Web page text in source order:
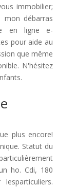
immobilier;
mon débarras
en ligne e-
pour aide au
que même
N'hésitez
plus encore!
Statut du
ho. Cdi, 180